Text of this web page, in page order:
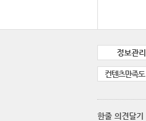
정보관리
컨텐츠만족도
한줄 의견달기